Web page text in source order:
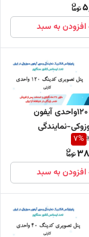
افزودن به سبد
پنل کدینگ 120واحدی آیفون
نمایندگی
7%
افزودن به سبد